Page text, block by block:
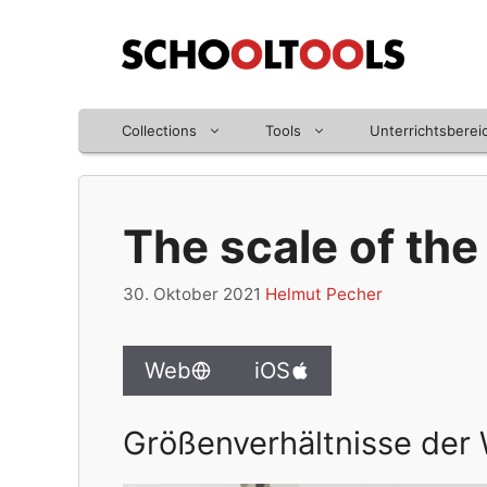
Collections Tools
The scale of
30. Oktober 2021 Helmut Pecher
Web iOS
Größenverhältnisse der